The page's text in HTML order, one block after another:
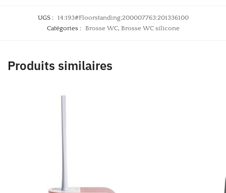
UGS :
14:193#Floorstanding;200007763:201336100
Catégories :
Brosse WC, Brosse WC silicone
Produits similaires